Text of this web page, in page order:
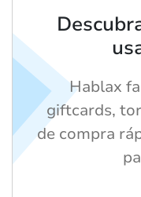
Hablax
giftcards,
de compra